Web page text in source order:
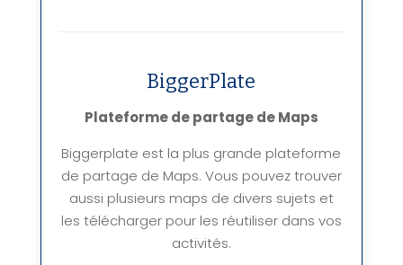
BiggerPlate
Plateforme de partage de Maps
Biggerplate est la plus grande plateforme
de partage de Maps. Vous pouvez trouver
aussi plusieurs maps de divers sujets et
les télécharger pour les réutiliser dans vos
activités.